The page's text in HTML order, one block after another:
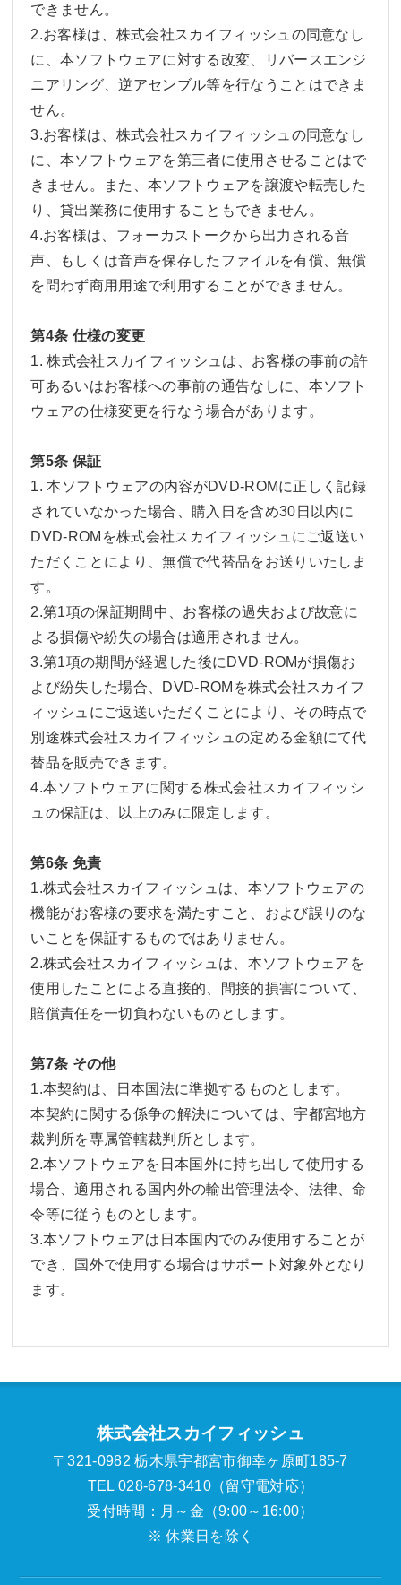
できません。
2.お客様は、株式会社スカイフィッシュの同意なし
に、本ソフトウェアに対する改変、リバースエンジ
ニアリング、逆アセンブル等を行なうことはできま
せん。
3.お客様は、株式会社スカイフィッシュの同意なし
に、本ソフトウェアを第三者に使用させることはで
きません。また、本ソフトウェアを譲渡や転売した
り、貸出業務に使用することもできません。
4.お客様は、フォーカストークから出力される音
声、もしくは音声を保存したファイルを有償、無償
を問わず商用用途で利用することができません。
第4条 仕様の変更
1. 株式会社スカイフィッシュは、お客様の事前の許
可あるいはお客様への事前の通告なしに、本ソフト
ウェアの仕様変更を行なう場合があります。
第5条 保証
1. 本ソフトウェアの内容がDVD-ROMに正しく記録
されていなかった場合、購入日を含め30日以内に
DVD-ROMを株式会社スカイフィッシュにご返送い
ただくことにより、無償で代替品をお送りいたしま
す。
2.第1項の保証期間中、お客様の過失および故意に
よる損傷や紛失の場合は適用されません。
3.第1項の期間が経過した後にDVD-ROMが損傷お
よび紛失した場合、DVD-ROMを株式会社スカイフ
ィッシュにご返送いただくことにより、その時点で
別途株式会社スカイフィッシュの定める金額にて代
替品を販売できます。
4.本ソフトウェアに関する株式会社スカイフィッシ
ュの保証は、以上のみに限定します。
第6条 免責
1.株式会社スカイフィッシュは、本ソフトウェアの
機能がお客様の要求を満たすこと、および誤りのな
いことを保証するものではありません。
2.株式会社スカイフィッシュは、本ソフトウェアを
使用したことによる直接的、間接的損害について、
賠償責任を一切負わないものとします。
第7条 その他
1.本契約は、日本国法に準拠するものとします。
本契約に関する係争の解決については、宇都宮地方
裁判所を専属管轄裁判所とします。
2.本ソフトウェアを日本国外に持ち出して使用する
場合、適用される国内外の輸出管理法令、法律、命
令等に従うものとします。
3.本ソフトウェアは日本国内でのみ使用することが
でき、国外で使用する場合はサポート対象外となり
ます。
株式会社スカイフィッシュ
〒321-0982 栃木県宇都宮市御幸ヶ原町185-7
TEL 028-678-3410（留守電対応）
受付時間：月～金（9:00～16:00）
※ 休業日を除く